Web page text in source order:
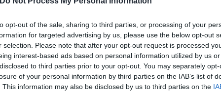
opt-out of the sale, sharing to third parties, or processing of your
for targeted advertising by us, please use the below opt-out
selection. Please note that after your opt-out request is processed
interest-based ads based on personal information utilized by us
to third parties prior to your opt-out. You may separately
of your personal information by third parties on the IAB’s list of
This information may also be disclosed by us to third parties on the
δάσος. Μια δυνατή καταιγίδα, σε αυτή τη
βουνό, φέρνοντας χώμα μέσα σε οικισμούς και
του δάσους.